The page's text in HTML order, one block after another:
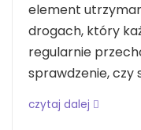
element
drogach, który
regularnie
sprawdzenie, czy
czytaj dalej